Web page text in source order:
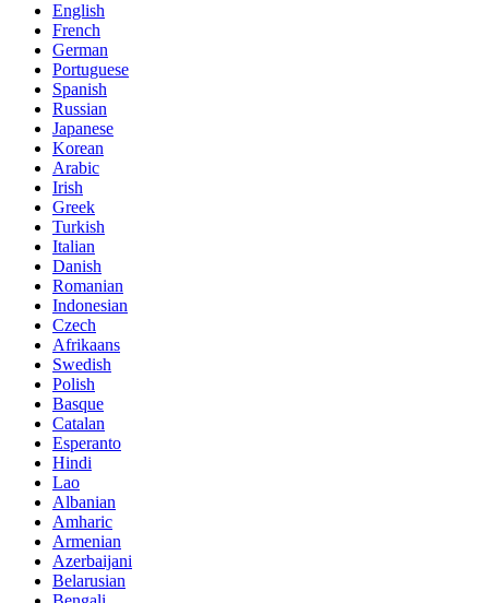
English
French
German
Portuguese
Spanish
Russian
Japanese
Korean
Arabic
Irish
Greek
Turkish
Italian
Danish
Romanian
Indonesian
Czech
Afrikaans
Swedish
Polish
Basque
Catalan
Esperanto
Hindi
Lao
Albanian
Amharic
Armenian
Azerbaijani
Belarusian